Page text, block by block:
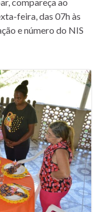
feira, das 07h às
e número do NIS